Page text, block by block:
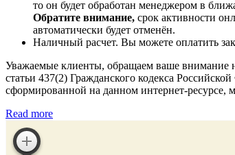
то он будет обработан менеджером в
Обратите внимание, срок активности
автоматически будет отменён.
Наличный расчет. Вы можете оплатить
Уважаемые клиенты, обращаем ваше внимание
статьи 437(2) Гражданского кодекса
сформированной на данном интернет-ресурсе,
Read more